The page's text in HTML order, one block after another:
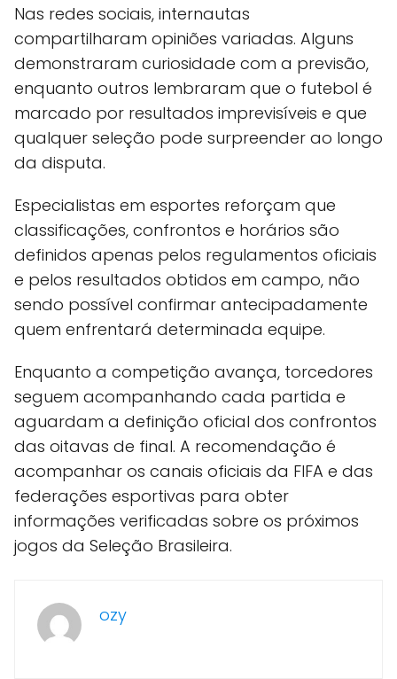
Nas redes sociais, internautas
compartilharam opiniões variadas. Alguns
demonstraram curiosidade com a previsão,
enquanto outros lembraram que o futebol é
marcado por resultados imprevisíveis e que
qualquer seleção pode surpreender ao longo
da disputa.
Especialistas em esportes reforçam que
classificações, confrontos e horários são
definidos apenas pelos regulamentos oficiais
e pelos resultados obtidos em campo, não
sendo possível confirmar antecipadamente
quem enfrentará determinada equipe.
Enquanto a competição avança, torcedores
seguem acompanhando cada partida e
aguardam a definição oficial dos confrontos
das oitavas de final. A recomendação é
acompanhar os canais oficiais da FIFA e das
federações esportivas para obter
informações verificadas sobre os próximos
jogos da Seleção Brasileira.
ozy